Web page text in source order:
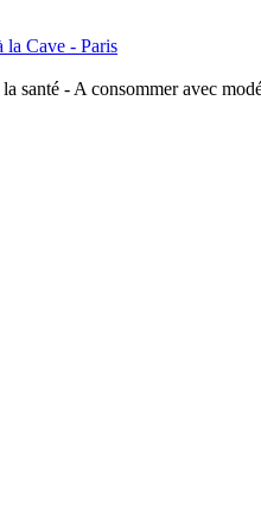
la Cave - Paris
santé - A consommer avec